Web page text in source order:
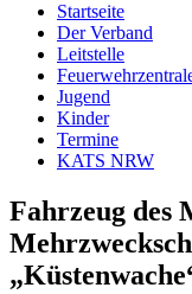
Startseite
Der Verband
Leitstelle
Jugend
Kinder
Termine
KATS NRW
Fahrzeug des